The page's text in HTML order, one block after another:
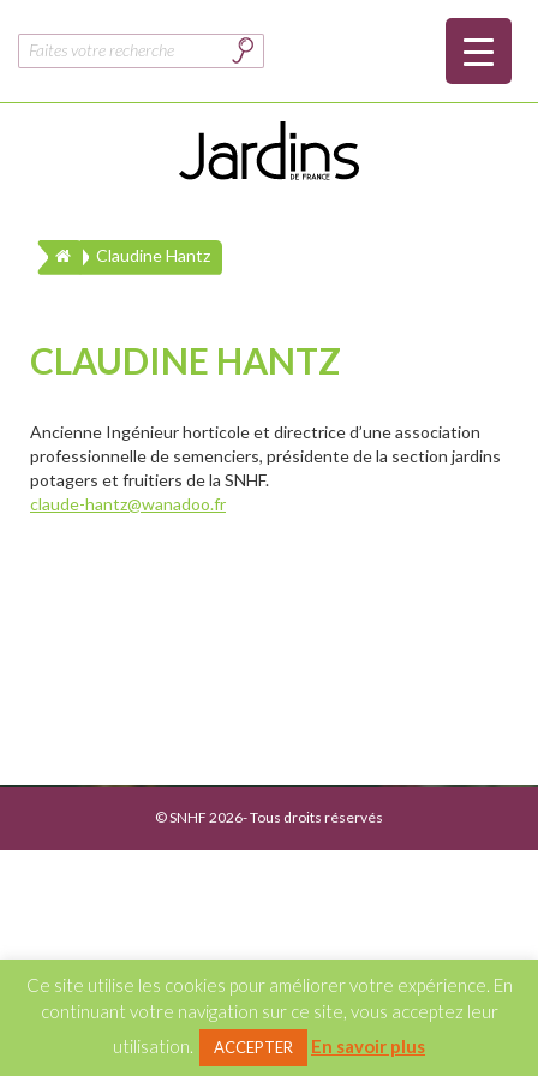
Rechercher :
Claudine Hantz
CLAUDINE HANTZ
Ancienne Ingénieur horticole et directrice d’une association
professionnelle de semenciers, présidente de la section jardins
potagers et fruitiers de la SNHF.
claude-hantz@wanadoo.fr
© SNHF 2026- Tous droits réservés
Ce site utilise les cookies pour améliorer votre expérience. En
continuant votre navigation sur ce site, vous acceptez leur
utilisation.
ACCEPTER En savoir plus